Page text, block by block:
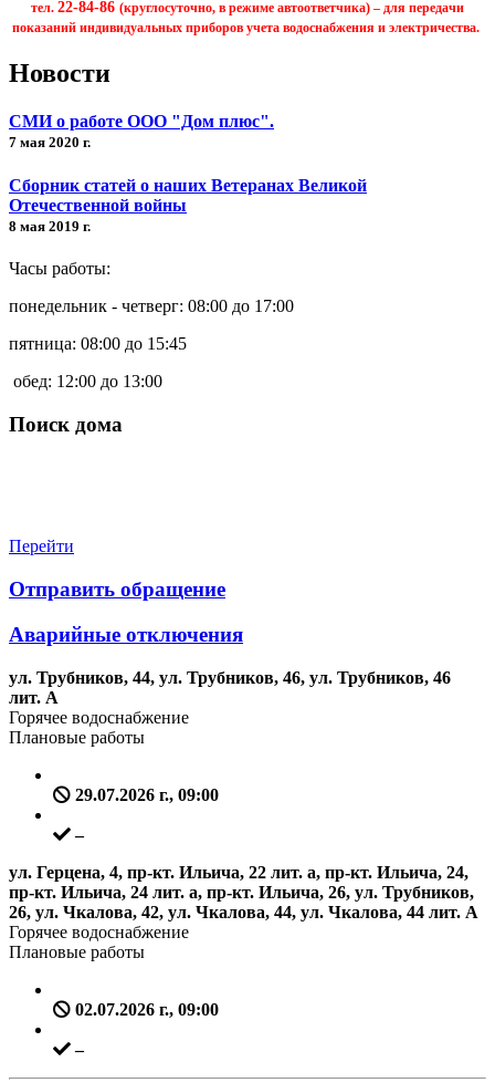
тел. 22-84-86 (круглосуточно, в режиме автоответчика) – для передачи
показаний индивидуальных приборов учета водоснабжения и электричества.
Новости
СМИ о работе ООО "Дом плюс".
7 мая 2020 г.
Сборник статей о наших Ветеранах Великой
Отечественной войны
8 мая 2019 г.
Часы работы:
понедельник - четверг: 08:00 до 17:00
пятница: 08:00 до 15:45
обед: 12:00 до 13:00
Поиск дома
Перейти
Отправить обращение
Аварийные отключения
ул. Трубников, 44, ул. Трубников, 46, ул. Трубников, 46
лит. А
Горячее водоснабжение
Плановые работы
29.07.2026 г., 09:00
–
ул. Герцена, 4, пр-кт. Ильича, 22 лит. а, пр-кт. Ильича, 24,
пр-кт. Ильича, 24 лит. а, пр-кт. Ильича, 26, ул. Трубников,
26, ул. Чкалова, 42, ул. Чкалова, 44, ул. Чкалова, 44 лит. А
Горячее водоснабжение
Плановые работы
02.07.2026 г., 09:00
–